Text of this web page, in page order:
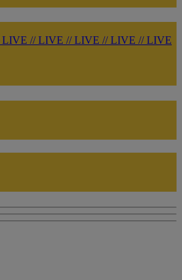
LIVE // LIVE // LIVE // LIVE // LIVE